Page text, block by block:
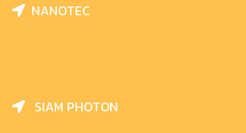
NANOTEC
SIAM PHOTON